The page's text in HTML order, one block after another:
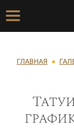
Перейти к
Основная
Строка
ГЛАВНАЯ